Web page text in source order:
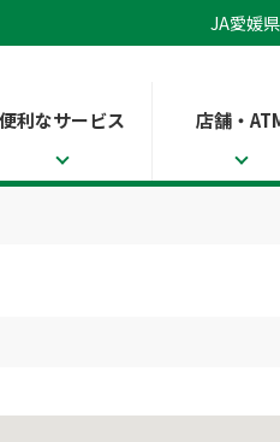
JA愛媛
便利なサービス 店舗・